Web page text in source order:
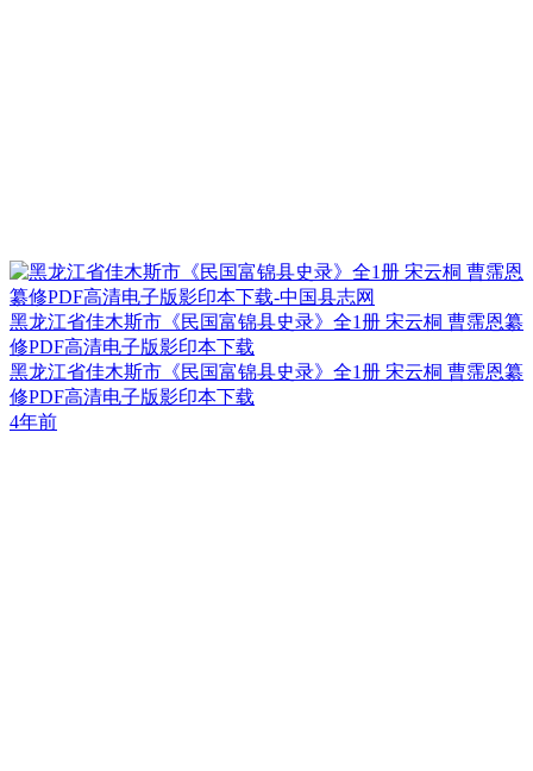
黑龙江省佳木斯市《民国富锦县史录》全1册 宋云桐 曹霈恩纂
修PDF高清电子版影印本下载
黑龙江省佳木斯市《民国富锦县史录》全1册 宋云桐 曹霈恩纂
修PDF高清电子版影印本下载
4年前